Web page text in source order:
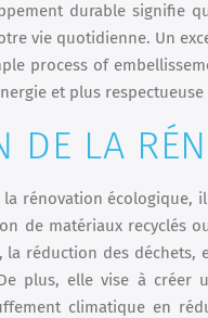
durable
vie quotidienne. Un
process of
et plus
DE LA
rénovation
de matériaux recyclés
la réduction des
plus, elle vise à
climatique en